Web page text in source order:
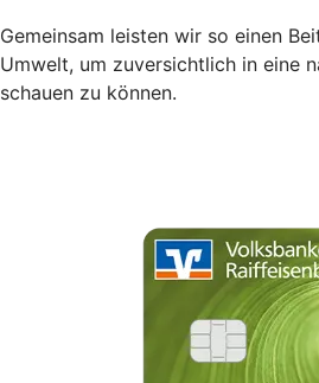
Gemeinsam leisten wir so einen
Umwelt, um zuversichtlich in eine
schauen zu können.